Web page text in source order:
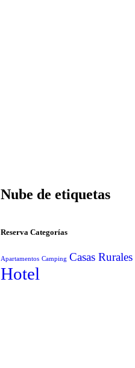
Nube de etiquetas
Reserva Categorías
Apartamentos Camping Casas Rurales
Hotel